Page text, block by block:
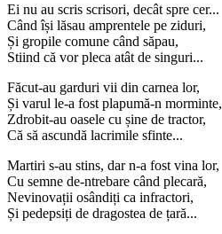
Ei nu au scris scrisori, decât spre cer...
Când își lăsau amprentele pe ziduri,
Și gropile comune când săpau,
Stiind că vor pleca atât de singuri...
Făcut-au garduri vii din carnea lor,
Și varul le-a fost plapumă-n morminte,
Zdrobit-au oasele cu șine de tractor,
Că să ascundă lacrimile sfinte...
Martiri s-au stins, dar n-a fost vina lor,
Cu semne de-ntrebare când plecară,
Nevinovații osândiți ca infractori,
Și pedepsiți de dragostea de țară...